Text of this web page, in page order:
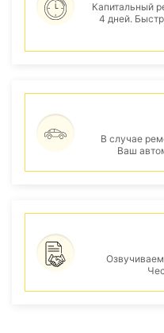
Капитальный
4 дней.
В случае
Ваш